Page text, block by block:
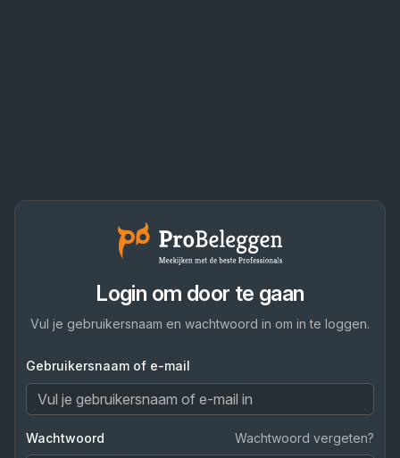
Login om door te gaan
Vul je gebruikersnaam en wachtwoord in om in te loggen.
Gebruikersnaam of e-mail
Wachtwoord Wachtwoord vergeten?